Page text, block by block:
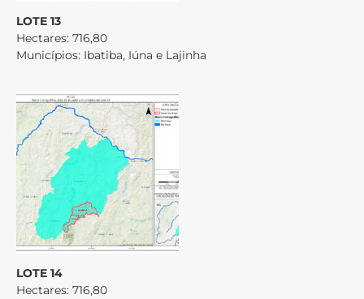
LOTE 13
Hectares: 716,80
Municípios: Ibatiba, Iúna e Lajinha
LOTE 14
Hectares: 716,80